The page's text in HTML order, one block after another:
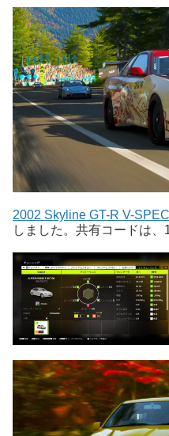
2002 Skyline GT-R V-SPEC
しました。共有コードは、